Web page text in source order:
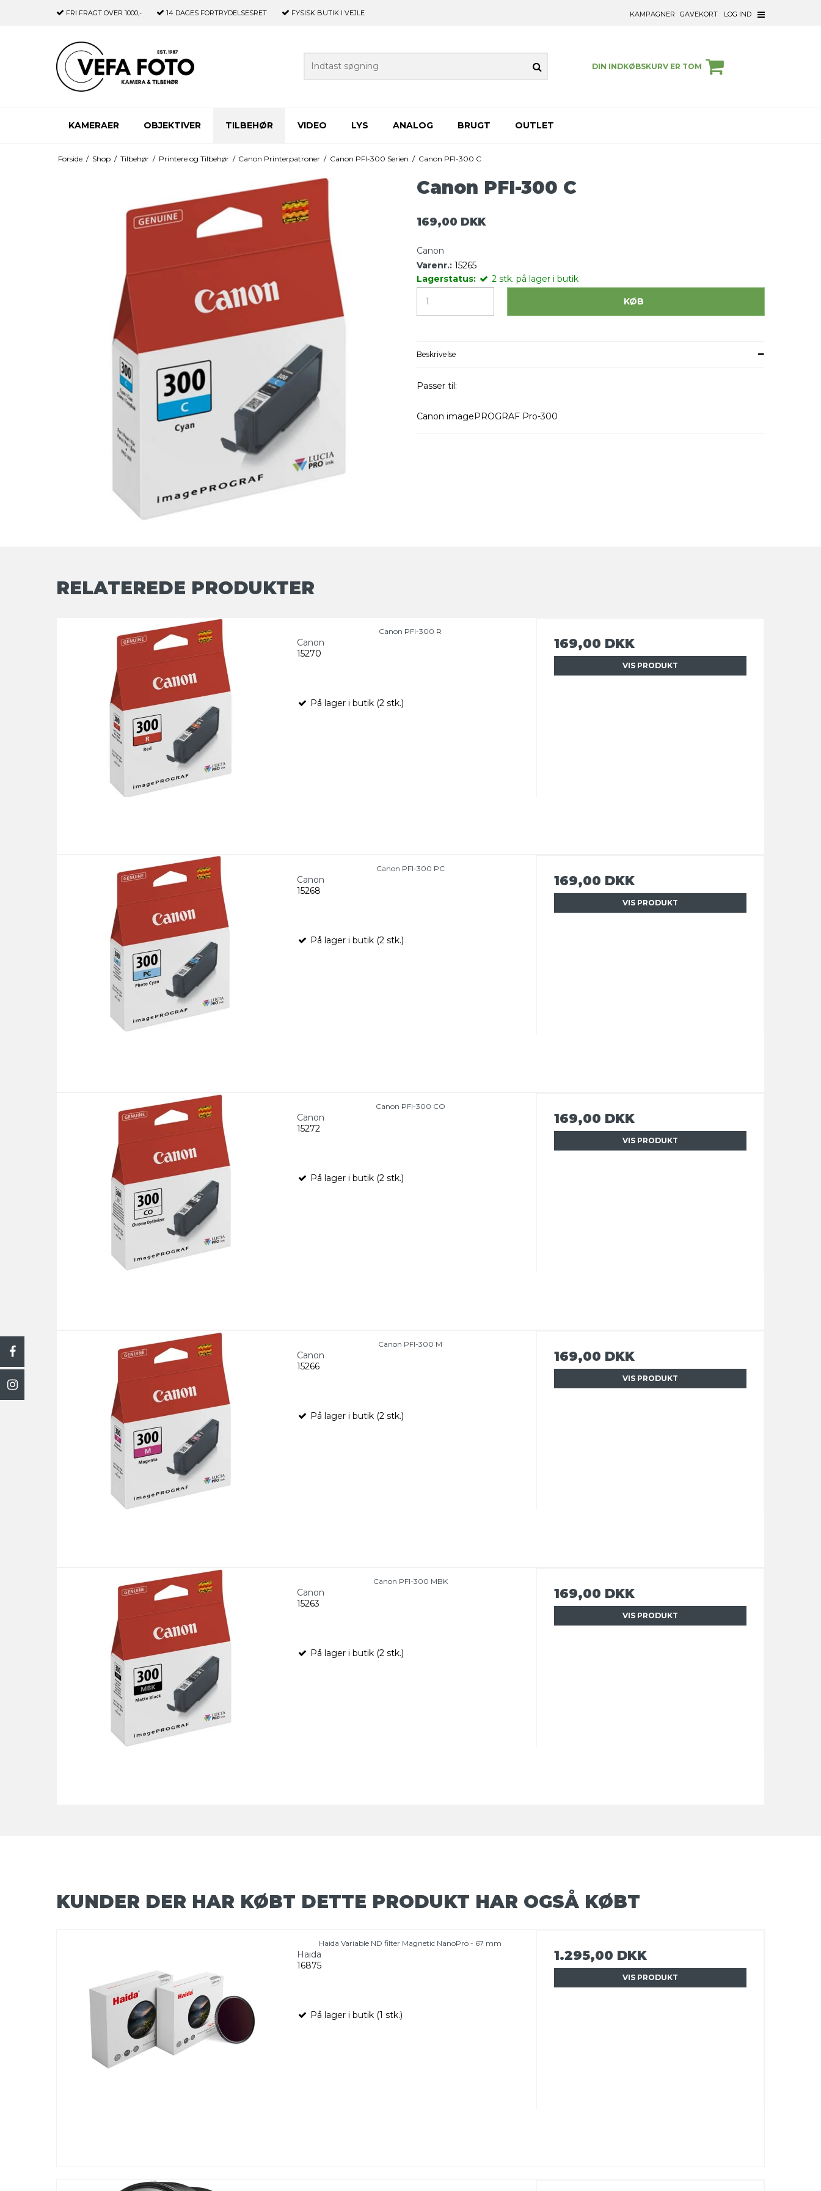
FRI FRAGT OVER 1000,- 14 DAGES FORTRYDELSESRET FYSISK BUTIK I VEJLE KAMPAGNER GAVEKORT LOG IND
DIN INDKØBSKURV ER TOM
KAMERAER OBJEKTIVER TILBEHØR VIDEO LYS ANALOG BRUGT OUTLET
Forside / Shop / Tilbehør / Printere og Tilbehør / Canon Printerpatroner / Canon PFI-300 Serien / Canon PFI-300 C
Canon PFI-300 C
169,00 DKK
Canon
Varenr.: 15265
Lagerstatus:
2 stk. på lager i butik
KØB
Beskrivelse
Passer til:
Canon imagePROGRAF Pro-300
RELATEREDE PRODUKTER
Canon PFI-300 R
Canon
15270
På lager i butik (2 stk.)
169,00 DKK
VIS PRODUKT
Canon PFI-300 PC
Canon
15268
På lager i butik (2 stk.)
169,00 DKK
VIS PRODUKT
Canon PFI-300 CO
Canon
15272
På lager i butik (2 stk.)
169,00 DKK
VIS PRODUKT
Canon PFI-300 M
Canon
15266
På lager i butik (2 stk.)
169,00 DKK
VIS PRODUKT
Canon PFI-300 MBK
Canon
15263
På lager i butik (2 stk.)
169,00 DKK
VIS PRODUKT
KUNDER DER HAR KØBT DETTE PRODUKT HAR OGSÅ KØBT
Haida Variable ND filter Magnetic NanoPro - 67 mm
Haida
16875
På lager i butik (1 stk.)
1.295,00 DKK
VIS PRODUKT